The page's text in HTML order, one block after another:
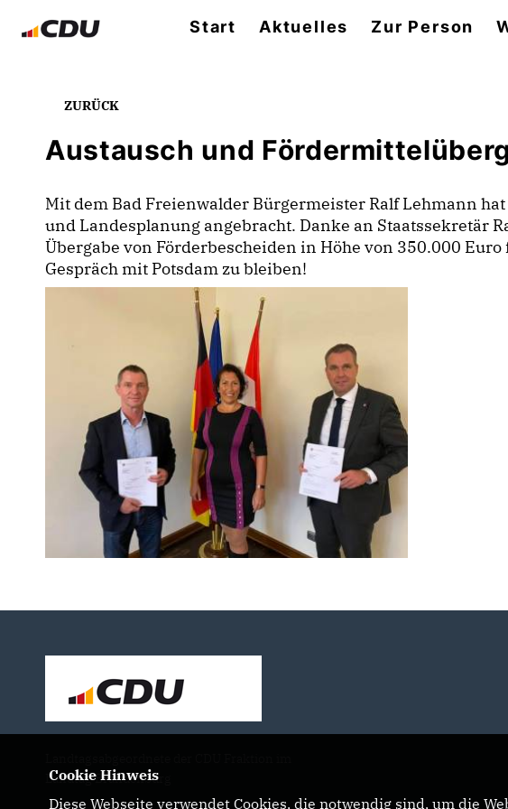
Start Aktuelles Zur Person
ZURÜCK
Austausch und
Mit dem Bad Freienwalder Bürgermeister Ralf Lehmann
und Landesplanung angebracht. Danke an Staatssekretär
Übergabe von Förderbescheiden in Höhe von 350.000
Gespräch mit Potsdam zu bleiben!
Landtag Brandenburg
Cookie Hinweis
Diese Webseite verwendet Cookies, die notwendig sind, um die